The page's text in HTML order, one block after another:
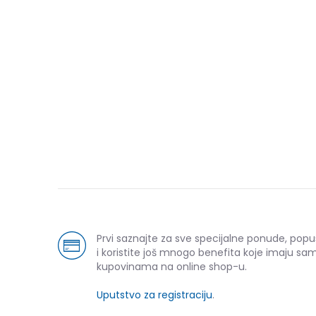
Prvi saznajte za sve specijalne ponude,
i koristite još mnogo benefita koje imaju
kupovinama na online shop-u.
Uputstvo za registraciju.